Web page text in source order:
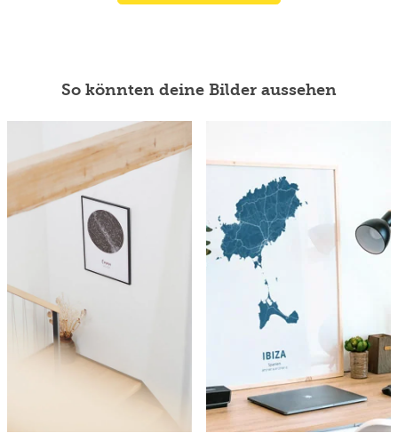
So könnten deine Bilder aussehen